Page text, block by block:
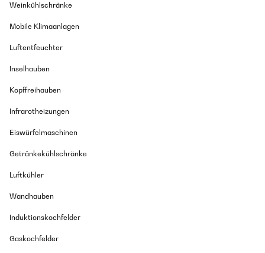
Weinkühlschränke
Mobile Klimaanlagen
Luftentfeuchter
Inselhauben
Kopffreihauben
Infrarotheizungen
Eiswürfelmaschinen
Getränkekühlschränke
Luftkühler
Wandhauben
Induktionskochfelder
Gaskochfelder